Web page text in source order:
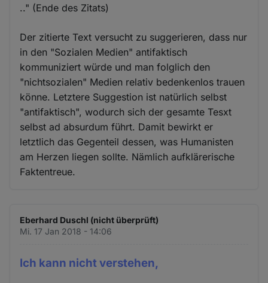
.." (Ende des Zitats)
Der zitierte Text versucht zu suggerieren, dass nur
in den "Sozialen Medien" antifaktisch
kommuniziert würde und man folglich den
"nichtsozialen" Medien relativ bedenkenlos trauen
könne. Letztere Suggestion ist natürlich selbst
"antifaktisch", wodurch sich der gesamte Tesxt
selbst ad absurdum führt. Damit bewirkt er
letztlich das Gegenteil dessen, was Humanisten
am Herzen liegen sollte. Nämlich aufklärerische
Faktentreue.
Eberhard Duschl (nicht überprüft)
Mi. 17 Jan 2018 - 14:06
Ich kann nicht verstehen,